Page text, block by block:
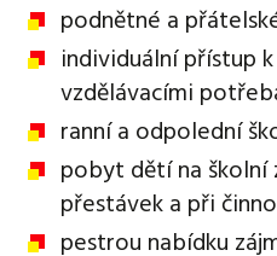
podnětné a
individuální přístup
vzdělávacími
ranní a odpolední
pobyt dětí na školní
přestávek a při
pestrou nabídku